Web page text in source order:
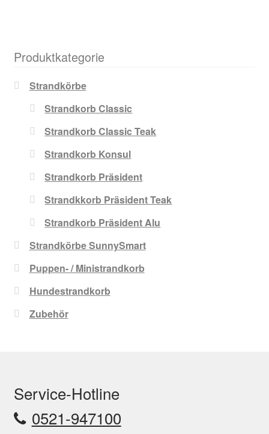
Produktkategorie
Strandkörbe
Strandkorb Classic
Strandkorb Classic Teak
Strandkorb Konsul
Strandkorb Präsident
Strandkkorb Präsident Teak
Strandkorb Präsident Alu
Strandkörbe SunnySmart
Puppen- / Ministrandkorb
Hundestrandkorb
Zubehör
Service-Hotline
0521-947100